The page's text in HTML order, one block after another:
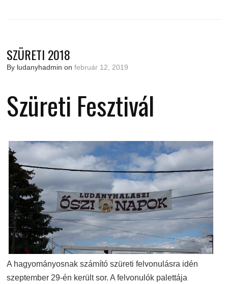
SZÜRETI 2018
By ludanyhadmin onfebruár 12, 2019
Szüreti Fesztivál
A hagyományosnak számító szüreti felvonulásra idén
szeptember 29-én került sor. A felvonulók palettája